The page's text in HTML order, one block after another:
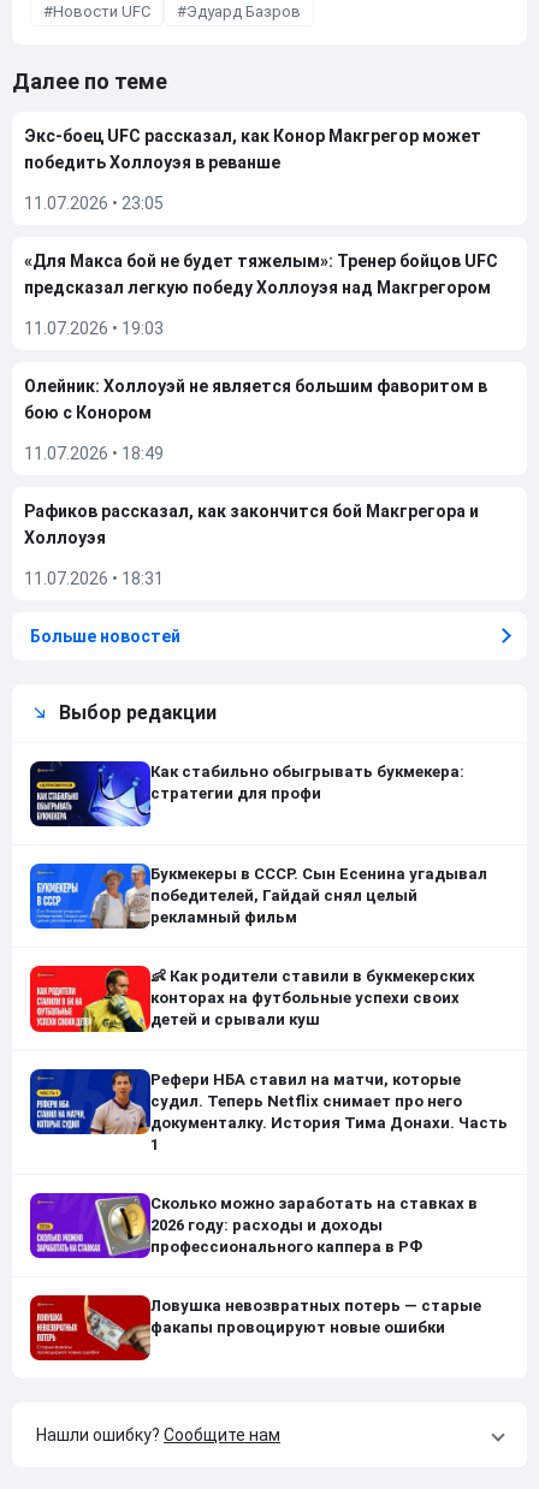
Новости UFC Эдуард Базров
Далее по теме
Экс-боец UFC рассказал, как Конор Макгрегор может
победить Холлоуэя в реванше
11.07.2026 • 23:05
«Для Макса бой не будет тяжелым»: Тренер бойцов UFC
предсказал легкую победу Холлоуэя над Макгрегором
11.07.2026 • 19:03
Олейник: Холлоуэй не является большим фаворитом в
бою с Конором
11.07.2026 • 18:49
Рафиков рассказал, как закончится бой Макгрегора и
Холлоуэя
11.07.2026 • 18:31
Больше новостей
Выбор редакции
Как стабильно обыгрывать букмекера:
стратегии для профи
Букмекеры в СССР. Сын Есенина угадывал
победителей, Гайдай снял целый
рекламный фильм
👶 Как родители ставили в букмекерских
конторах на футбольные успехи своих
детей и срывали куш
Рефери НБА ставил на матчи, которые
судил. Теперь Netflix снимает про него
документалку. История Тима Донахи. Часть
1
Сколько можно заработать на ставках в
2026 году: расходы и доходы
профессионального каппера в РФ
Ловушка невозвратных потерь — старые
факапы провоцируют новые ошибки
Нашли ошибку? Сообщите нам